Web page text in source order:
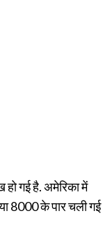
गई है. अमेरिका में
8000 के पार चली गई